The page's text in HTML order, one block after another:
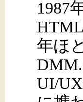
1987
年ほ
UI/